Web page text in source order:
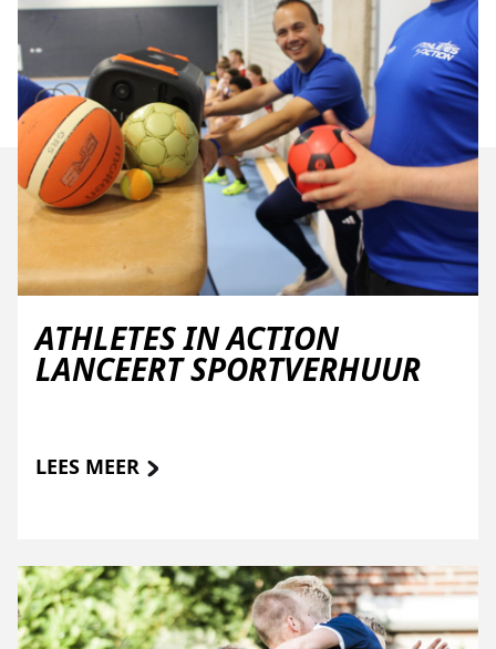
ATHLETES IN ACTION
LANCEERT SPORTVERHUUR
LEES MEER